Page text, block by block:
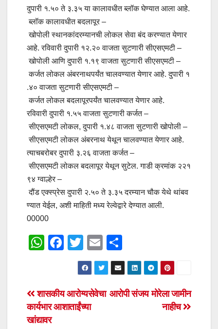
दुपारी १.५० ते ३.३५ या कालावधीत ब्लॉक घेण्यात आला आहे.
ब्लॉक कालावधीत बदलापूर –
खोपोली स्थानकांदरम्यानची लोकल सेवा बंद करण्यात येणार
आहे. रविवारी दुपारी १२.२० वाजता सुटणारी सीएसएमटी –
खोपोली आणि दुपारी १.१९ वाजता सुटणारी सीएसएमटी –
कर्जत लोकल अंबरनाथपर्यंत चालवण्यात येणार आहे. दुपारी १
.४० वाजता सुटणारी सीएसएमटी –
कर्जत लोकल बदलापूरपर्यंत चालवण्यात येणार आहे.
रविवारी दुपारी १.५५ वाजता सुटणारी कर्जत –
सीएसएमटी लोकल, दुपारी १.४८ वाजता सुटणारी खोपोली –
सीएसएमटी लोकल अंबरनाथ येथून चालवण्यात येणार आहे.
त्याचबरोबर दुपारी ३.२६ वाजता कर्जत –
सीएसएमटी लोकल बदलापूर येथून सुटेल. गाडी क्रमांक २२१
९४ ग्वाल्हेर –
दौंड एक्स्प्रेस दुपारी २.५० ते ३.३५ दरम्यान चौक येथे थांबव
ण्यात येईल, अशी माहिती मध्य रेल्वेद्वारे देण्यात आली.
00000
W
s
A
p
F
e
b
T
wi
tt
er
E
m
ail
h
ar
e
Post
navigation
आरोपी संजय मोरेला जामीन
नाहीच
शासकीय आरोग्यसेवेचा
कार्यभार आशाताईंच्या
खांद्यावर